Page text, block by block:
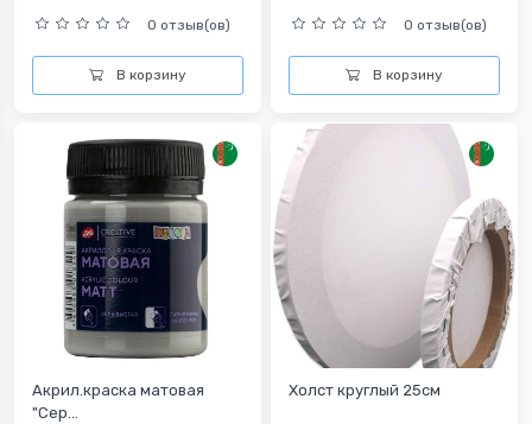
0 отзыв(ов)
В корзину
0 отзыв(ов)
В корзину
Акрил.краска матовая
"Сер...
Холст круглый 25см